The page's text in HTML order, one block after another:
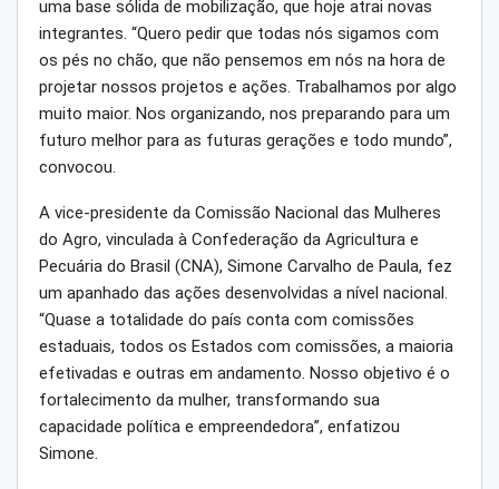
uma base sólida de mobilização, que hoje atrai novas
integrantes. “Quero pedir que todas nós sigamos com
os pés no chão, que não pensemos em nós na hora de
projetar nossos projetos e ações. Trabalhamos por algo
muito maior. Nos organizando, nos preparando para um
futuro melhor para as futuras gerações e todo mundo”,
convocou.
A vice-presidente da Comissão Nacional das Mulheres
do Agro, vinculada à Confederação da Agricultura e
Pecuária do Brasil (CNA), Simone Carvalho de Paula, fez
um apanhado das ações desenvolvidas a nível nacional.
“Quase a totalidade do país conta com comissões
estaduais, todos os Estados com comissões, a maioria
efetivadas e outras em andamento. Nosso objetivo é o
fortalecimento da mulher, transformando sua
capacidade política e empreendedora”, enfatizou
Simone.